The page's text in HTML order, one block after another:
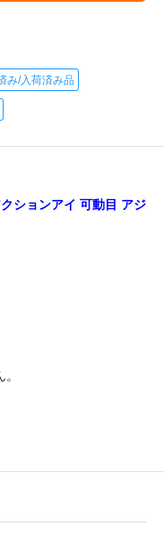
み/入荷済み品
ションアイ 可動目 アジ